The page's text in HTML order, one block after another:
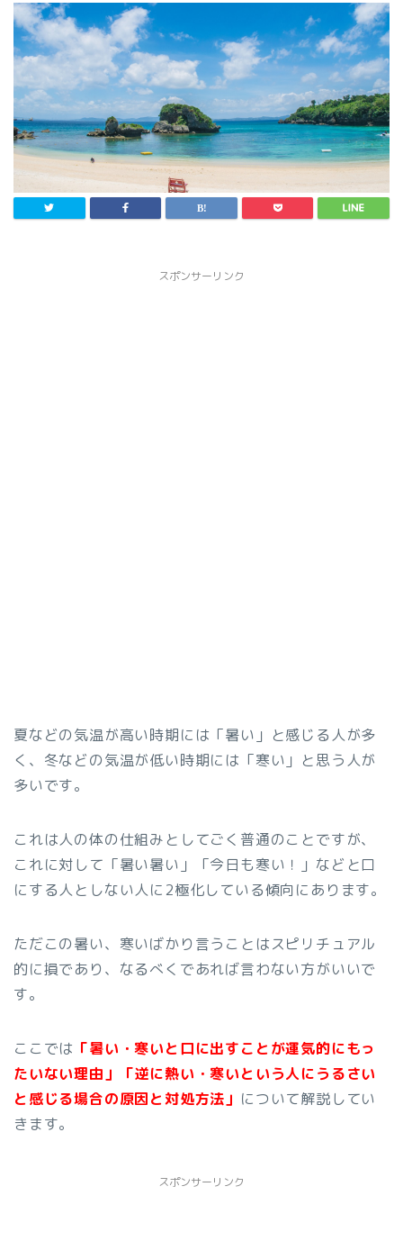
スポンサーリンク
夏などの気温が高い時期には「暑い」と感じる人が多
く、冬などの気温が低い時期には「寒い」と思う人が
多いです。
これは人の体の仕組みとしてごく普通のことですが、
これに対して「暑い暑い」「今日も寒い！」などと口
にする人としない人に2極化している傾向にあります。
ただこの暑い、寒いばかり言うことはスピリチュアル
的に損であり、なるべくであれば言わない方がいいで
す。
ここでは 「暑い・寒いと口に出すことが運気的にもっ
たいない理由」「逆に熱い・寒いという人にうるさい
と感じる場合の原因と対処方法」 について解説してい
きます。
スポンサーリンク